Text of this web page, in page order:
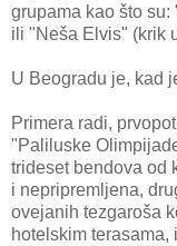
grupama kao što
ili "Neša Elvis" (krik
U Beogradu je, kad
Primera radi,
"Paliluske
trideset bendova od
i nepripremljena,
ovejanih tezgaroša
hotelskim